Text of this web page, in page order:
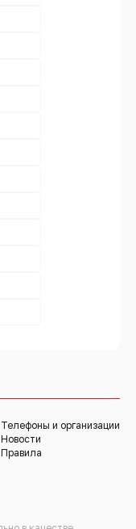
Телефоны и организации
Новости
Правила